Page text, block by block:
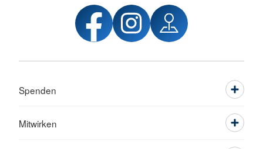
Spenden
Mitwirken